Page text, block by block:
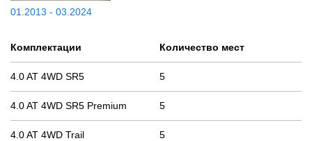
01.2013 - 03.2024
Комплектации Количество мест
4.0 AT 4WD SR5 5
4.0 AT 4WD SR5 Premium 5
4.0 AT 4WD Trail 5